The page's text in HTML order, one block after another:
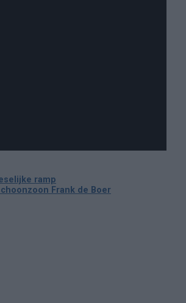
ramp
Frank de Boer